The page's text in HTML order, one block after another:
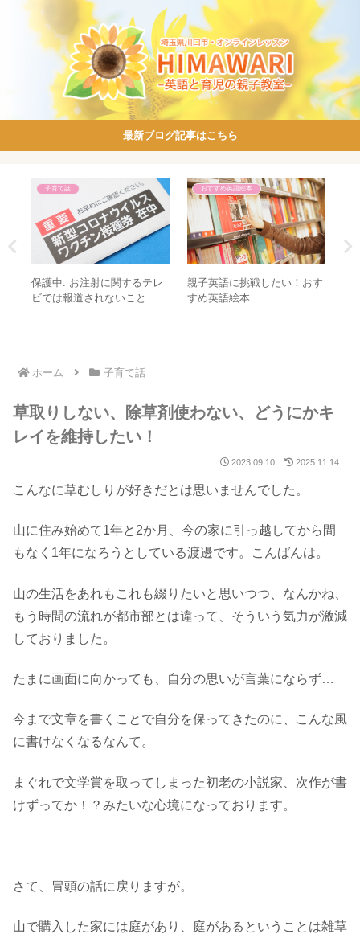
最新ブログ記事はこちら
子育て話
保護中: お注射に関するテレ
ビでは報道されないこと
おすすめ英語絵本
親子英語に挑戦したい！おす
すめ英語絵本
ホーム 子育て話
草取りしない、除草剤使わない、どうにかキ
レイを維持したい！
2023.09.10 2025.11.14
こんなに草むしりが好きだとは思いませんでした。
山に住み始めて1年と2か月、今の家に引っ越してから間
もなく1年になろうとしている渡邊です。こんばんは。
山の生活をあれもこれも綴りたいと思いつつ、なんかね、
もう時間の流れが都市部とは違って、そういう気力が激減
しておりました。
たまに画面に向かっても、自分の思いが言葉にならず…
今まで文章を書くことで自分を保ってきたのに、こんな風
に書けなくなるなんて。
まぐれで文学賞を取ってしまった初老の小説家、次作が書
けずってか！？みたいな心境になっております。
さて、冒頭の話に戻りますが。
山で購入した家には庭があり、庭があるということは雑草